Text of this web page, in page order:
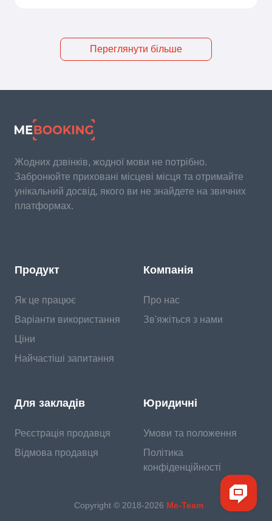
Переглянути більше
Жодних дзвінків, жодної мови не потрібно.
Забронюйте приховані місцеві місця та отримайте
унікальний досвід, якого ви не знайдете на звичних
платформах.
Продукт
Як це працює
Варіанти використання
Ціни
Найчастіші запитання
Компанія
Про нас
Зв'яжіться з нами
Для закладів
Реєстрація продавця
Відмова продавця
Юридичні
Умови та положення
Політика
конфіденційності
Copyright © 2018-2026 Me-Team